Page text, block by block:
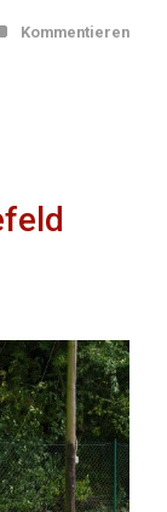
Kommentieren